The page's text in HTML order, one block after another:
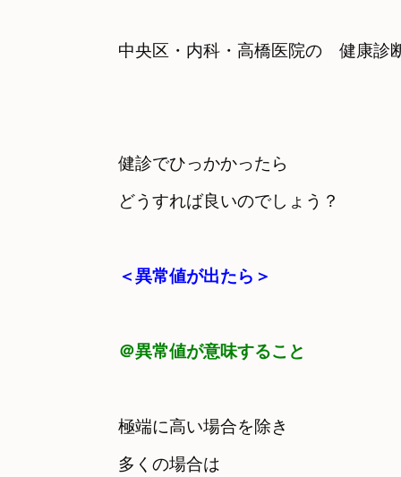
中央区・内科・高橋医院の　健康診
健診でひっかかったら
どうすれば良いのでしょう？
＜異常値が出たら＞
＠異常値が意味すること
極端に高い場合を除き
多くの場合は